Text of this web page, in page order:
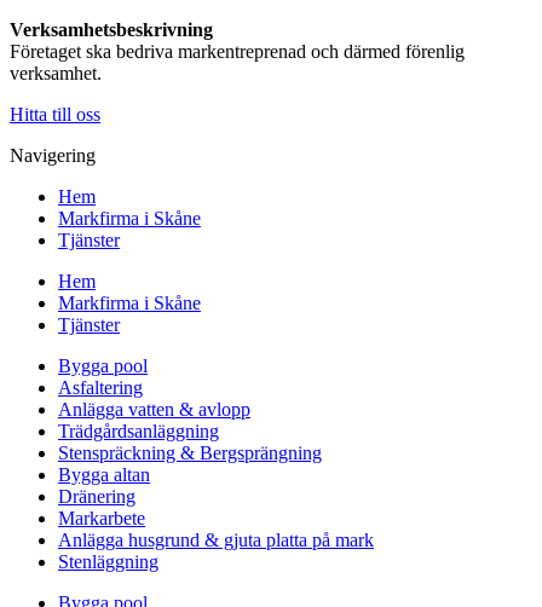
Verksamhetsbeskrivning
Företaget ska bedriva markentreprenad och därmed förenlig
verksamhet.
Hitta till oss
Navigering
Hem
Markfirma i Skåne
Tjänster
Hem
Markfirma i Skåne
Tjänster
Bygga pool
Asfaltering
Anlägga vatten & avlopp
Trädgårdsanläggning
Stenspräckning & Bergsprängning
Bygga altan
Dränering
Markarbete
Anlägga husgrund & gjuta platta på mark
Stenläggning
Bygga pool